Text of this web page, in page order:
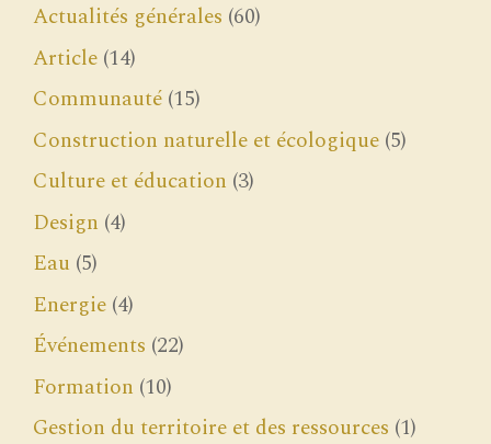
Actualités générales (60)
Article (14)
Communauté (15)
Construction naturelle et écologique (5)
Culture et éducation (3)
Design (4)
Eau (5)
Energie (4)
Événements (22)
Formation (10)
Gestion du territoire et des ressources (1)